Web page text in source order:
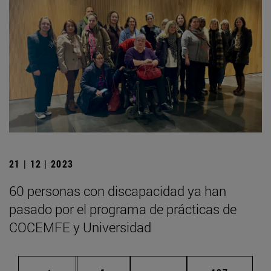
21 | 12 | 2023
60 personas con discapacidad ya han
pasado por el programa de prácticas de
COCEMFE y Universidad